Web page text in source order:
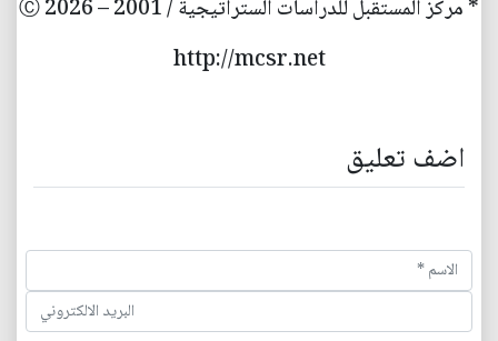
* مركز المستقبل للدراسات الستراتيجية / 2001 – 2026 Ⓒ
http://mcsr.net
اضف تعليق